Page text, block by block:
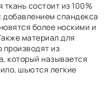
состоит из 100%
спандекса
более носкими и
материал для
из
который называется
шьются легкие